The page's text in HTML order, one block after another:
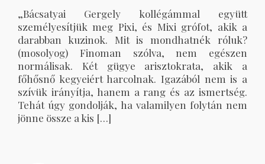
„Bácsatyai Gergely kollégámmal együtt
személyesítjük meg Pixi, és Mixi grófot, akik a
darabban kuzinok. Mit is mondhatnék róluk?
(mosolyog) Finoman szólva, nem egészen
normálisak. Két gügye arisztokrata, akik a
főhősnő kegyeiért harcolnak. Igazából nem is a
szívük irányítja, hanem a rang és az ismertség.
Tehát úgy gondolják, ha valamilyen folytán nem
jönne össze a kis […]